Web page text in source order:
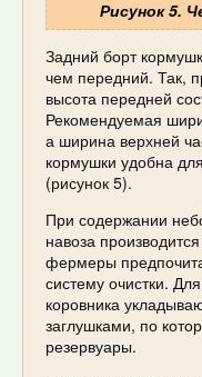
Рисунок 5.
Задний борт
чем передний. Так,
высота передней
Рекомендуемая
а ширина верхней
кормушки удобна
(рисунок 5).
При содержании
навоза
фермеры
систему очистки.
коровника
заглушками, по
резервуары.